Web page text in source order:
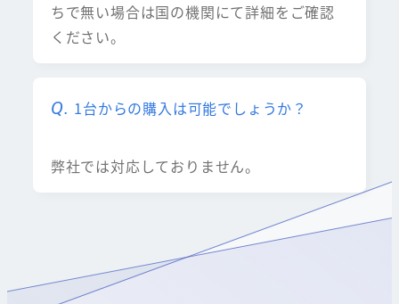
ちで無い場合は国の機関にて詳細をご確認
ください。
1台からの購入は可能でしょうか？
弊社では対応しておりません。